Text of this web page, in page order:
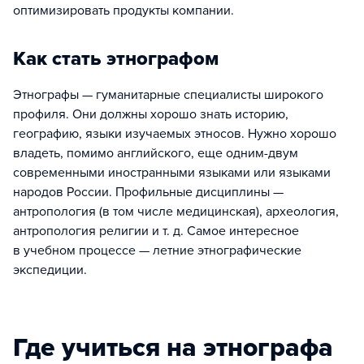
оптимизировать продукты компании.
Как стать этнографом
Этнографы — гуманитарные специалисты широкого
профиля. Они должны хорошо знать историю,
географию, языки изучаемых этносов. Нужно хорошо
владеть, помимо английского, еще одним-двум
современными иностранными языками или языками
народов России. Профильные дисциплины —
антропология (в том числе медицинская), археология,
антропология религии и т. д. Самое интересное
в учебном процессе — летние этнографические
экспедиции.
Где учиться на этнографа